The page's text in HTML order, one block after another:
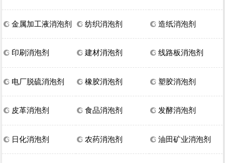
金属加工液消泡剂 纺织消泡剂 造纸消泡剂
印刷消泡剂 建材消泡剂 线路板消泡剂
电厂脱硫消泡剂 橡胶消泡剂 塑胶消泡剂
皮革消泡剂 食品消泡剂 发酵消泡剂
日化消泡剂 农药消泡剂 油田矿业消泡剂